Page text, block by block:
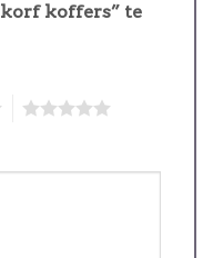
koffers” te